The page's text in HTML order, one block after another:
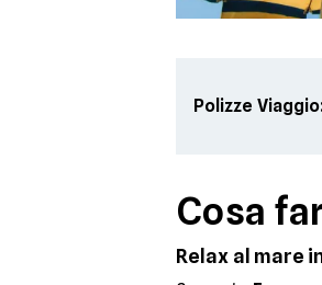
Polizze
Cosa
Relax al mare